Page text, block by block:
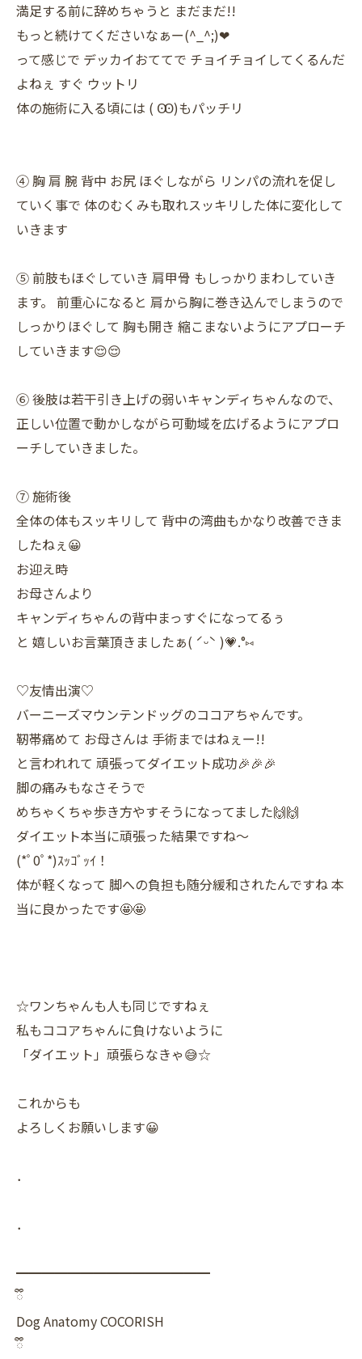
満足する前に辞めちゃうと まだまだ!!
もっと続けてくださいなぁー(^_^;)‪‪❤︎‬
って感じで デッカイおててで チョイチョイしてくるんだ
よねぇ すぐ ウットリ
体の施術に入る頃には ( Ꙭ)もパッチリ
④ 胸 肩 腕 背中 お尻 ほぐしながら リンパの流れを促し
ていく事で 体のむくみも取れスッキリした体に変化して
いきます
⑤ 前肢もほぐしていき 肩甲骨 もしっかりまわしていき
ます。 前重心になると 肩から胸に巻き込んでしまうので
しっかりほぐして 胸も開き 縮こまないようにアプローチ
していきます😌😌
⑥ 後肢は若干引き上げの弱いキャンディちゃんなので、
正しい位置で動かしながら可動域を広げるようにアプロ
ーチしていきました。
⑦ 施術後
全体の体もスッキリして 背中の湾曲もかなり改善できま
したねぇ😀
お迎え時
お母さんより
キャンディちゃんの背中まっすぐになってるぅ
と 嬉しいお言葉頂きましたぁ( ˊᵕˋ )💗.°⑅
♡友情出演♡
バーニーズマウンテンドッグのココアちゃんです。
靭帯痛めて お母さんは 手術まではねぇー!!
と言われれて 頑張ってダイエット成功🎉🎉🎉
脚の痛みもなさそうで
めちゃくちゃ歩き方やすそうになってました🙌🙌
ダイエット本当に頑張った結果ですね～
(*ﾟ0ﾟ*)ｽｯｺﾞｯｲ！
体が軽くなって 脚への負担も随分緩和されたんですね 本
当に良かったです🤩🤩
☆ワンちゃんも人も同じですねぇ
私もココアちゃんに負けないように
「ダイエット」頑張らなきゃ😅☆
これからも
よろしくお願いします😀
．
．
━━━━━━━━━━━━━━━
ྀི
Dog Anatomy COCORISH
ྀི